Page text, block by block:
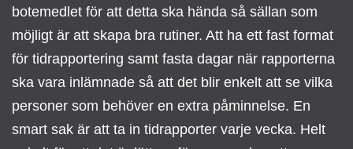
botemedlet för att detta ska hända så sällan som
möjligt är att skapa bra rutiner. Att ha ett fast format
för tidrapportering samt fasta dagar när rapporterna
ska vara inlämnade så att det blir enkelt att se vilka
personer som behöver en extra påminnelse. En
smart sak är att ta in tidrapporter varje vecka. Helt